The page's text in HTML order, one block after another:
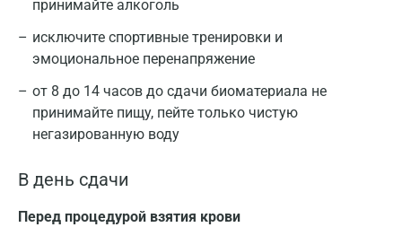
принимайте алкоголь
исключите спортивные тренировки и
эмоциональное перенапряжение
от 8 до 14 часов до сдачи биоматериала не
принимайте пищу, пейте только чистую
негазированную воду
В день сдачи
Перед процедурой взятия крови